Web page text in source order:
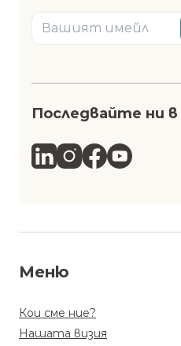
Последвайте ни в
Меню
Кои сме ние?
Нашата визия